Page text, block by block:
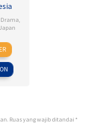
Drama,
Japan
Ruas yang wajib ditandai *